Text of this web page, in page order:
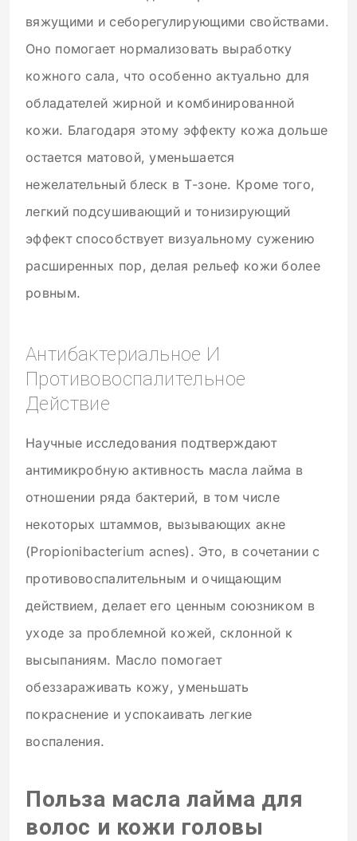
вяжущими и себорегулирующими свойствами.
Оно помогает нормализовать выработку
кожного сала, что особенно актуально для
обладателей жирной и комбинированной
кожи. Благодаря этому эффекту кожа дольше
остается матовой, уменьшается
нежелательный блеск в Т-зоне. Кроме того,
легкий подсушивающий и тонизирующий
эффект способствует визуальному сужению
расширенных пор, делая рельеф кожи более
ровным.
Антибактериальное И
Противовоспалительное
Действие
Научные исследования подтверждают
антимикробную активность масла лайма в
отношении ряда бактерий, в том числе
некоторых штаммов, вызывающих акне
(Propionibacterium acnes). Это, в сочетании с
противовоспалительным и очищающим
действием, делает его ценным союзником в
уходе за проблемной кожей, склонной к
высыпаниям. Масло помогает
обеззараживать кожу, уменьшать
покраснение и успокаивать легкие
воспаления.
Польза масла лайма для
волос и кожи головы